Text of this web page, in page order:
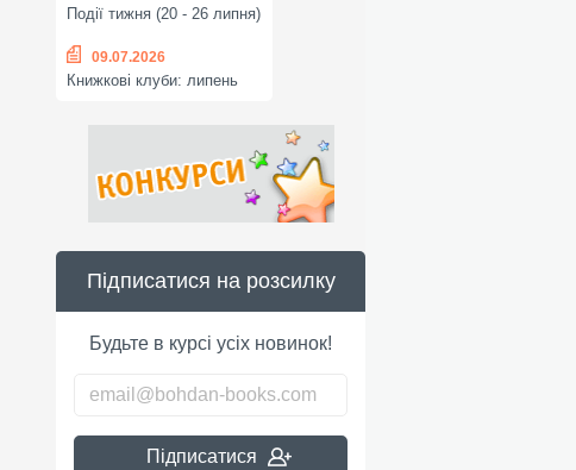
Події тижня (20 - 26 липня)
09.07.2026
Книжкові клуби: липень
Підписатися на розсилку
Будьте в курсі усіх новинок!
Підписатися